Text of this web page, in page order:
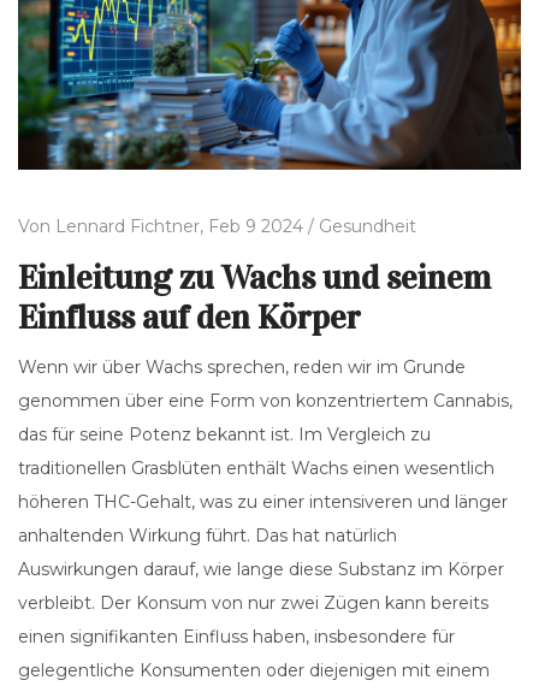
Von Lennard Fichtner, Feb 9 2024 / Gesundheit
Einleitung zu Wachs und seinem
Einfluss auf den Körper
Wenn wir über Wachs sprechen, reden wir im Grunde
genommen über eine Form von konzentriertem Cannabis,
das für seine Potenz bekannt ist. Im Vergleich zu
traditionellen Grasblüten enthält Wachs einen wesentlich
höheren THC-Gehalt, was zu einer intensiveren und länger
anhaltenden Wirkung führt. Das hat natürlich
Auswirkungen darauf, wie lange diese Substanz im Körper
verbleibt. Der Konsum von nur zwei Zügen kann bereits
einen signifikanten Einfluss haben, insbesondere für
gelegentliche Konsumenten oder diejenigen mit einem